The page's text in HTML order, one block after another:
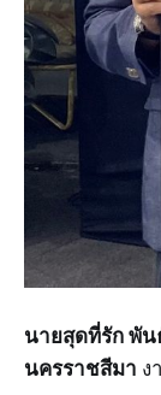
นายสุดที่รัก พัน
นครราชสีมา ง